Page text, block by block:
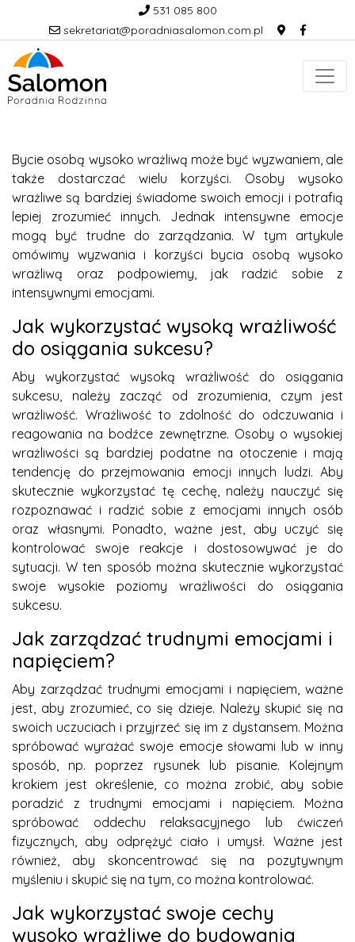
531 085 800
sekretariat@poradniasalomon.com.pl
Bycie osobą wysoko wrażliwą może być wyzwaniem, ale
także dostarczać wielu korzyści. Osoby wysoko
wrażliwe są bardziej świadome swoich emocji i potrafią
lepiej zrozumieć innych. Jednak intensywne emocje
mogą być trudne do zarządzania. W tym artykule
omówimy wyzwania i korzyści bycia osobą wysoko
wrażliwą oraz podpowiemy, jak radzić sobie z
intensywnymi emocjami.
Jak wykorzystać wysoką wrażliwość
do osiągania sukcesu?
Aby wykorzystać wysoką wrażliwość do osiągania
sukcesu, należy zacząć od zrozumienia, czym jest
wrażliwość. Wrażliwość to zdolność do odczuwania i
reagowania na bodźce zewnętrzne. Osoby o wysokiej
wrażliwości są bardziej podatne na otoczenie i mają
tendencję do przejmowania emocji innych ludzi. Aby
skutecznie wykorzystać tę cechę, należy nauczyć się
rozpoznawać i radzić sobie z emocjami innych osób
oraz własnymi. Ponadto, ważne jest, aby uczyć się
kontrolować swoje reakcje i dostosowywać je do
sytuacji. W ten sposób można skutecznie wykorzystać
swoje wysokie poziomy wrażliwości do osiągania
sukcesu.
Jak zarządzać trudnymi emocjami i
napięciem?
Aby zarządzać trudnymi emocjami i napięciem, ważne
jest, aby zrozumieć, co się dzieje. Należy skupić się na
swoich uczuciach i przyjrzeć się im z dystansem. Można
spróbować wyrażać swoje emocje słowami lub w inny
sposób, np. poprzez rysunek lub pisanie. Kolejnym
krokiem jest określenie, co można zrobić, aby sobie
poradzić z trudnymi emocjami i napięciem. Można
spróbować oddechu relaksacyjnego lub ćwiczeń
fizycznych, aby odprężyć ciało i umysł. Ważne jest
również, aby skoncentrować się na pozytywnym
myśleniu i skupić się na tym, co można kontrolować.
Jak wykorzystać swoje cechy
wysoko wrażliwe do budowania